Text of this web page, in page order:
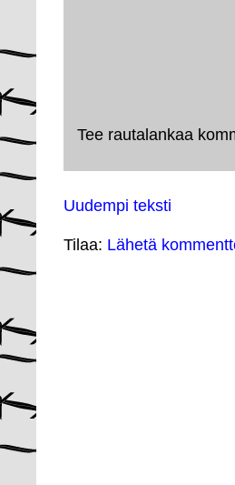
Tee rautalankaa
Uudempi teksti
Tilaa: Lähetä